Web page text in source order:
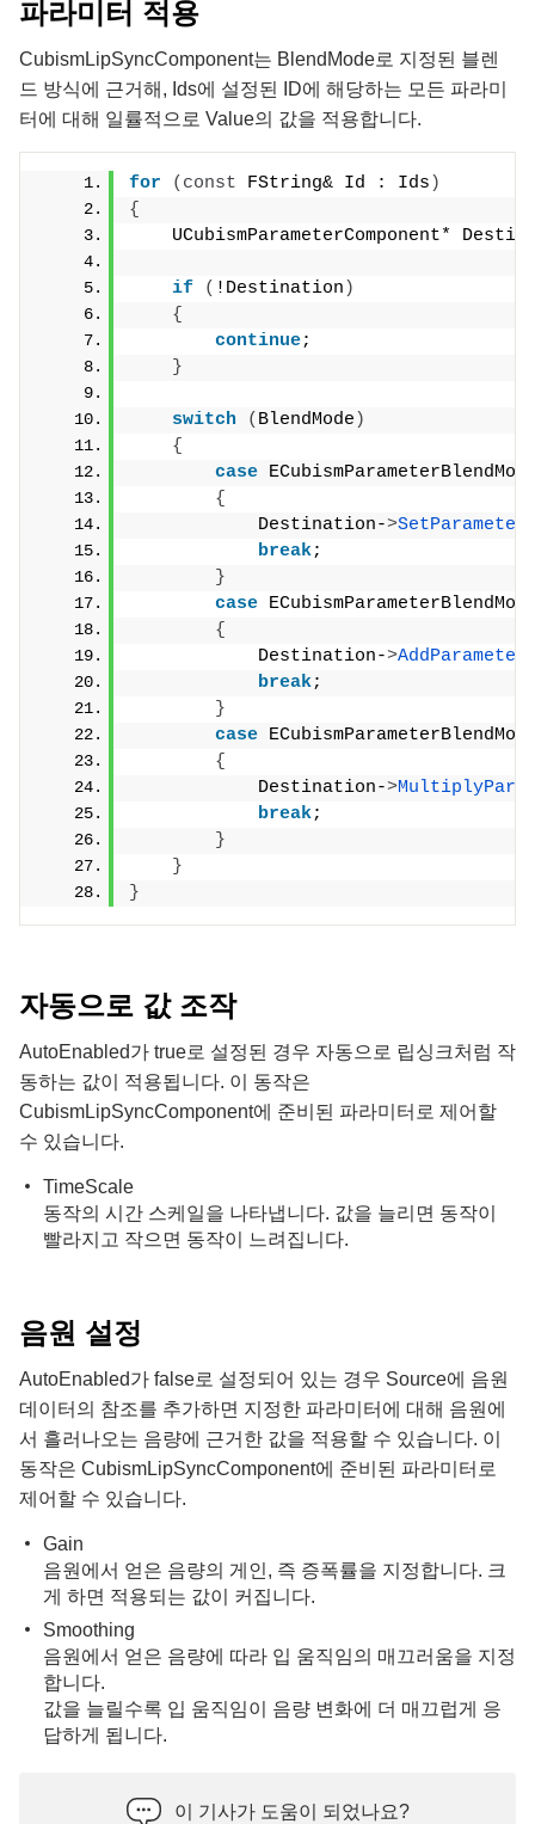
파라미터 적용
CubismLipSyncComponent는 BlendMode로 지정된 블렌
드 방식에 근거해, Ids에 설정된 ID에 해당하는 모든 파라미
터에 대해 일률적으로 Value의 값을 적용합니다.
for ( const FString& Id : Ids )
{
UCubismParameterComponent*
if ( !Destination )
{
continue;
}
switch ( BlendMode )
{
case
{
            Destination-
>
break;
}
case
{
            Destination-
>
break;
}
case
{
            Destination-
>
break;
}
}
}
자동으로 값 조작
AutoEnabled가 true로 설정된 경우 자동으로 립싱크처럼 작
동하는 값이 적용됩니다. 이 동작은
CubismLipSyncComponent에 준비된 파라미터로 제어할
수 있습니다.
TimeScale
동작의 시간 스케일을 나타냅니다. 값을 늘리면 동작이
빨라지고 작으면 동작이 느려집니다.
음원 설정
AutoEnabled가 false로 설정되어 있는 경우 Source에 음원
데이터의 참조를 추가하면 지정한 파라미터에 대해 음원에
서 흘러나오는 음량에 근거한 값을 적용할 수 있습니다. 이
동작은 CubismLipSyncComponent에 준비된 파라미터로
제어할 수 있습니다.
Gain
음원에서 얻은 음량의 게인, 즉 증폭률을 지정합니다. 크
게 하면 적용되는 값이 커집니다.
Smoothing
음원에서 얻은 음량에 따라 입 움직임의 매끄러움을 지정
합니다.
값을 늘릴수록 입 움직임이 음량 변화에 더 매끄럽게 응
답하게 됩니다.
이 기사가 도움이 되었나요?